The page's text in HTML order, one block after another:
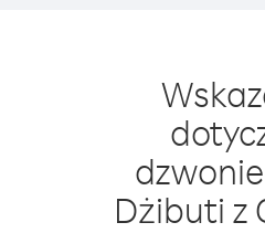
Dżibuti z